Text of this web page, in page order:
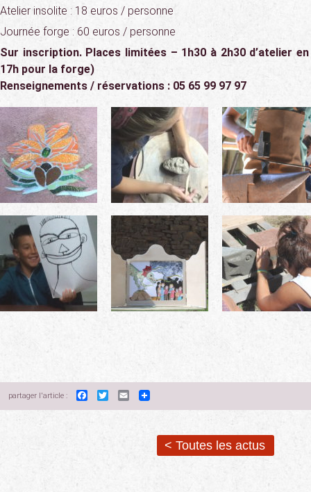
Atelier insolite : 18 euros / personne
Journée forge : 60 euros / personne
Sur inscription. Places limitées – 1h30 à 2h30 d’atelier
17h pour la forge)
Renseignements / réservations : 05 65 99 97 97
partager l'article : Facebook
TwitterEmail
< Toutes les actus